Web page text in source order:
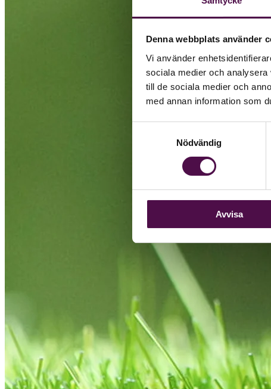
Denna webbplats använder
Vi använder
sociala medier och
till de sociala medier och
med annan information som
Nödvändig
Avvisa